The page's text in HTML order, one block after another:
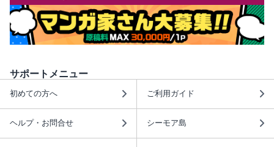
サポートメニュー
初めての方へ ご利用ガイド
ヘルプ・お問合せ シーモア島